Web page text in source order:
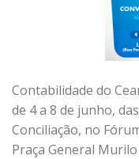
Contabilidade do
de 4 a 8 de junho,
Conciliação, no
Praça General